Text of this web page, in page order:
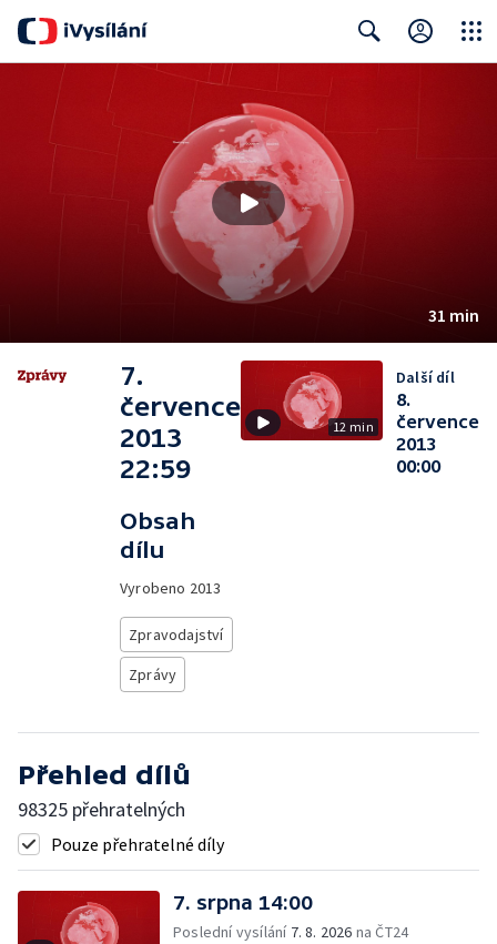
31 min
7.
července
2013
22:59
Obsah
dílu
Vyrobeno 2013
Zpravodajství
Zprávy
12 min
Další díl
8.
července
2013
00:00
Přehled dílů
98325 přehratelných
Pouze přehratelné díly
7. srpna 14:00
Poslední vysílání 7. 8. 2026 na ČT24